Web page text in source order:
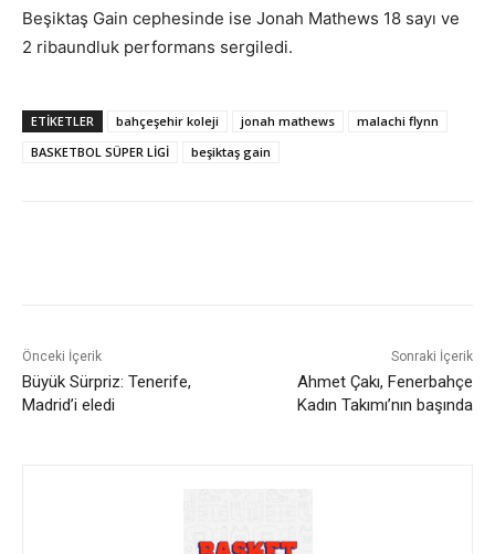
Beşiktaş Gain cephesinde ise Jonah Mathews 18 sayı ve
2 ribaundluk performans sergiledi.
ETIKETLER bahçeşehir koleji jonah mathews
malachi flynn
BASKETBOL SÜPER LİGİ
beşiktaş gain
Önceki İçerik
Büyük Sürpriz: Tenerife,
Madrid’i eledi
Sonraki İçerik
Ahmet Çakı, Fenerbahçe
Kadın Takımı’nın başında